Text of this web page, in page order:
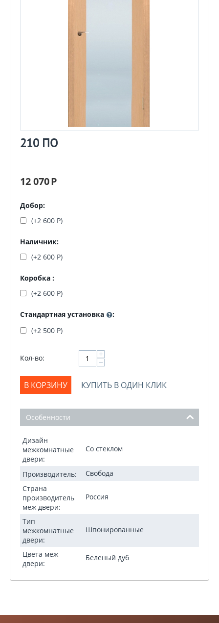
210 ПО
12 070Р
Добор:
(+2 600 Р)
Наличник:
(+2 600 Р)
Коробка :
(+2 600 Р)
Стандартная установка
:
(+2 500 Р)
Кол-во: +
−
В КОРЗИНУ КУПИТЬ В ОДИН КЛИК
Особенности
Дизайн
межкомнатные
двери:
Со стеклом
Производитель:
Свобода
Страна
производитель
меж двери:
Россия
Тип
межкомнатные
двери:
Шпонированные
Цвета меж
двери:
Беленый дуб